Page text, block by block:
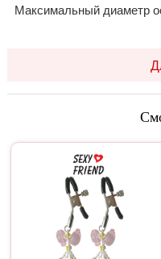
Максимальный диаметр